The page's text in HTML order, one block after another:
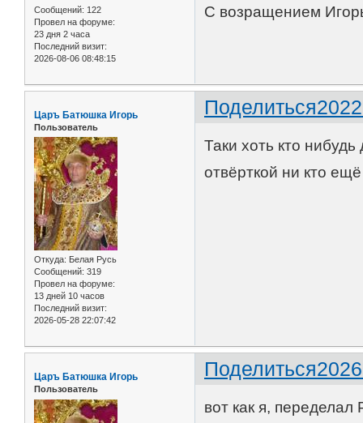
Сообщений: 122
Провел на форуме:
23 дня 2 часа
Последний визит:
2026-08-06 08:48:15
С возращением
Поделиться
Царъ Батюшка Игорь
Пользователь
Откуда: Белая Русь
Сообщений: 319
Провел на форуме:
13 дней 10 часов
Последний визит:
2026-05-28 22:07:42
Таки хоть кто
отвёрткой ни кто
Поделиться
Царъ Батюшка Игорь
Пользователь
вот как я,